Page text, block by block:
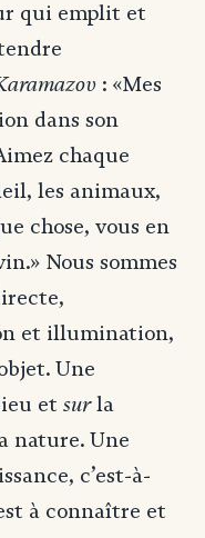
qui emplit et
: «Mes
dans son
chaque
les animaux,
chose, vous en
Nous sommes
et illumination,
Une
et surla
nature. Une
c’est-à-
à connaître et